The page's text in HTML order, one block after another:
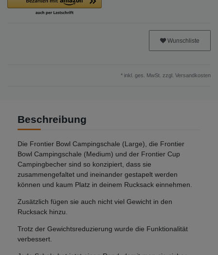
Wunschliste
* inkl. ges. MwSt. zzgl. Versandkosten
Beschreibung
Die Frontier Bowl Campingschale (Large), die Frontier
Bowl Campingschale (Medium) und der Frontier Cup
Campingbecher sind so konzipiert, dass sie
zusammengefaltet und ineinander gestapelt werden
können und kaum Platz in deinem Rucksack einnehmen.
Zusätzlich fügen sie auch nicht viel Gewicht in den
Rucksack hinzu.
Trotz der Gewichtsreduzierung wurde die Funktionalität
verbessert.